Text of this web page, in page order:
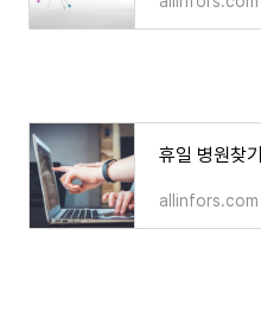
휴일 병원찾
allinfors.com